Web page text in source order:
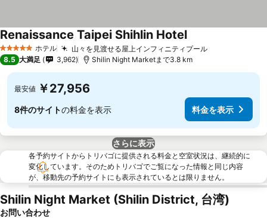
5 ホテルのランク
ホテル 山々を見渡せる屋上インフィニティプール料金を表示
Renaissance Taipei Shihlin Hotel料金を表示
8.5 大満足 3,962 Shilin Night Marketまで3.8 km
最安値 ￥27,956
8件のサイトの料金を表示 料金を表示
さらに表示
各予約サイトからトリバゴに提供される料金と空室状況は、継続的に
変化しています。そのためトリバゴでご覧になった情報と同じ内容
が、移動先の予約サイトにも表示されているとは限りません。
Shilin Night Market (Shilin District, 台湾)
お問い合わせ